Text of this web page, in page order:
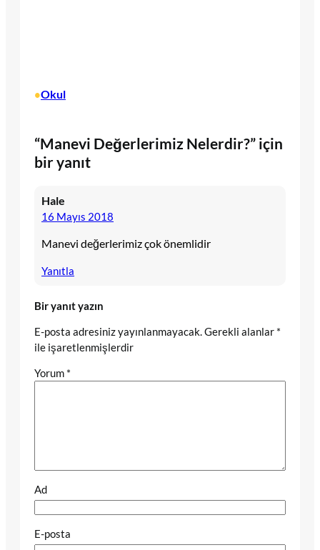
•Okul
“Manevi Değerlerimiz Nelerdir?” için
bir yanıt
Hale
16 Mayıs 2018
Manevi değerlerimiz çok önemlidir
Yanıtla
Bir yanıt yazın
E-posta adresiniz yayınlanmayacak. Gerekli alanlar *
ile işaretlenmişlerdir
Yorum *
Ad
E-posta